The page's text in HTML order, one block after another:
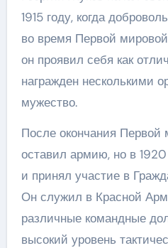
1915 году, когда
во время Первой
он проявил себя как
награжден несколькими
мужество.
После окончания
оставил армию, но в
и принял участие в
Он служил в Красной
различные командные
высокий уровень